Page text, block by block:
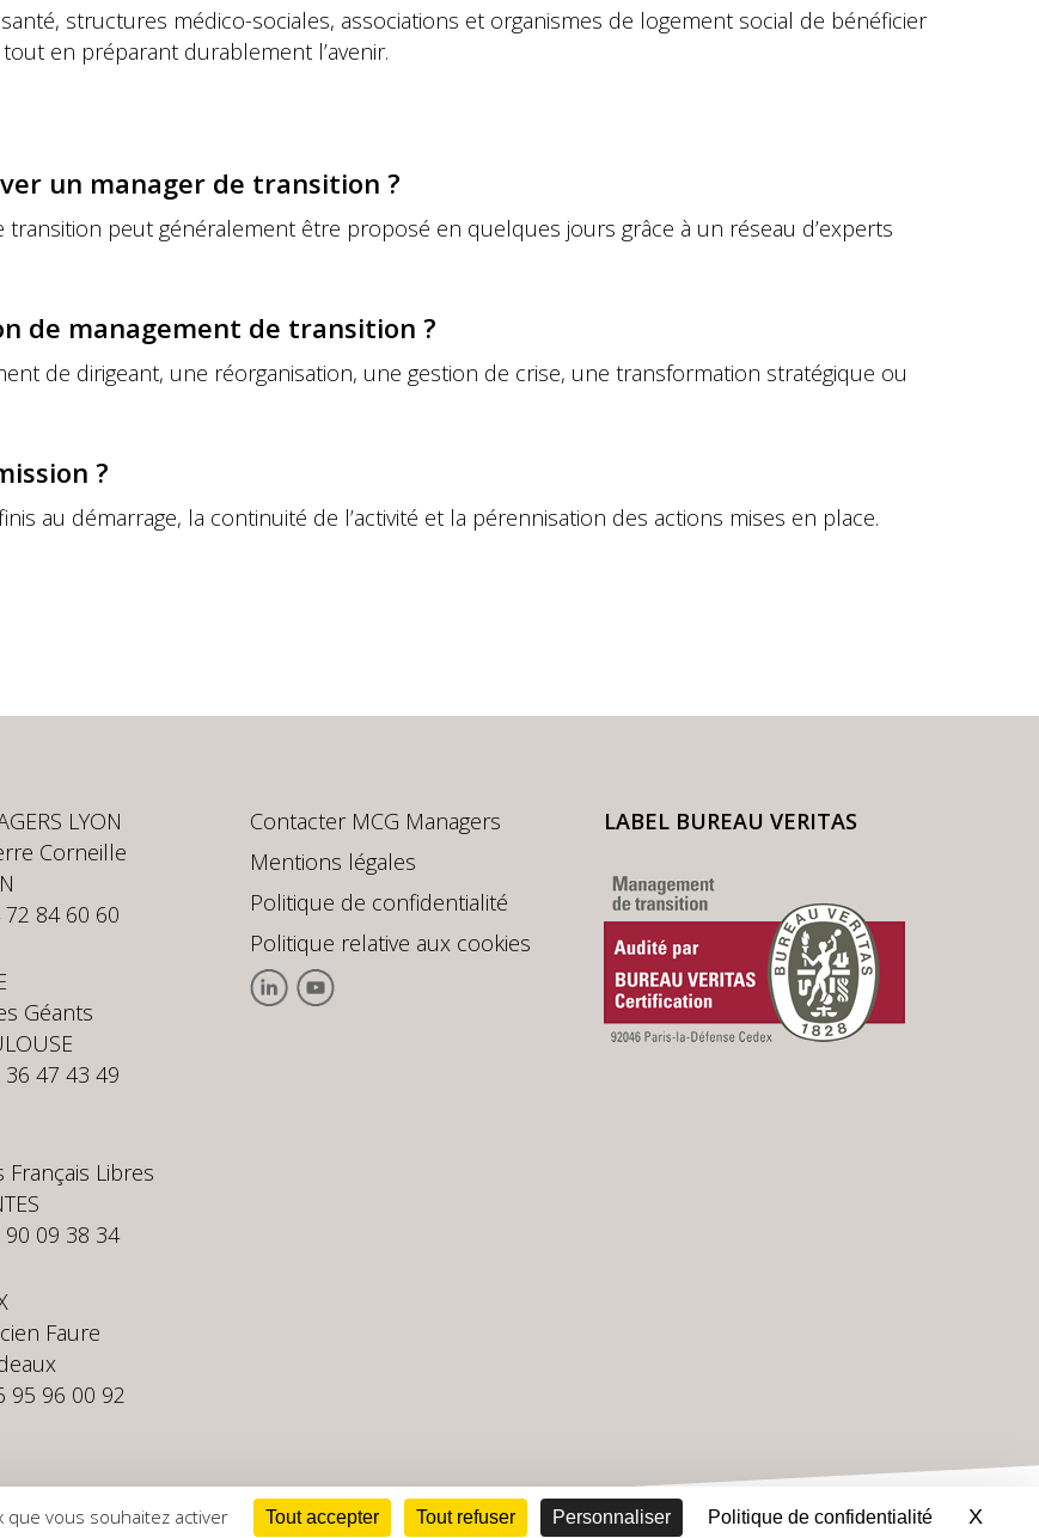
structures médico-sociales, associations et organismes de logement social de bénéficier
en préparant durablement l’avenir.
un manager de transition ?
peut généralement être proposé en quelques jours grâce à un réseau d’experts
de management de transition ?
de dirigeant, une réorganisation, une gestion de crise, une transformation stratégique ou
?
au démarrage, la continuité de l’activité et la pérennisation des actions mises en place.
LYON
Corneille
84 60 60
Géants
47 43 49
Libres
09 38 34
Faure
95 96 00 92
Contacter MCG Managers
Mentions légales
Politique de confidentialité
Politique relative aux cookies
LABEL BUREAU VERITAS
vous souhaitez activer Tout accepter Tout refuser Personnaliser Politique de confidentialité X